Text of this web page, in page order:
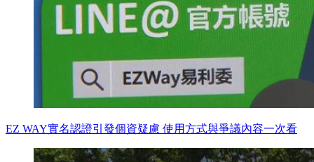
EZ WAY實名認證引發個資疑慮 使用方式與爭議內容一次看